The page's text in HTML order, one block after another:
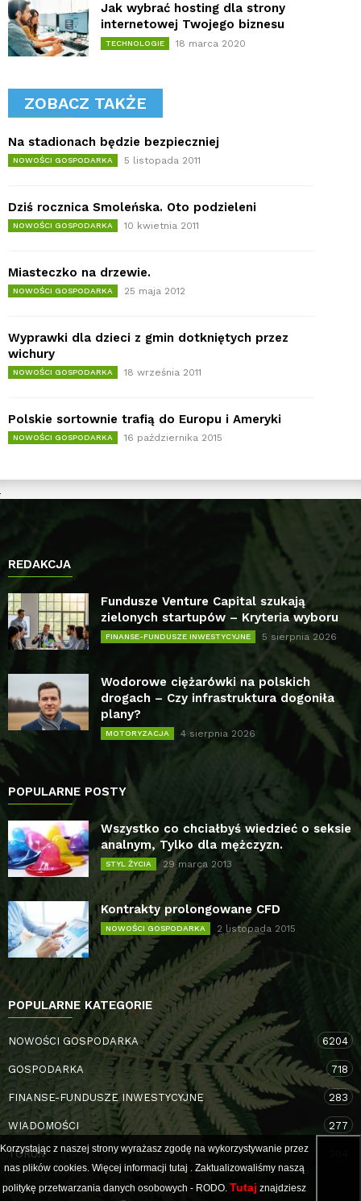
Jak wybrać hosting dla strony
internetowej Twojego biznesu
TECHNOLOGIE 18 marca 2020
ZOBACZ TAKŻE
Na stadionach będzie bezpieczniej
NOWOŚCI GOSPODARKA 5 listopada 2011
Dziś rocznica Smoleńska. Oto podzieleni
NOWOŚCI GOSPODARKA 10 kwietnia 2011
Miasteczko na drzewie.
NOWOŚCI GOSPODARKA 25 maja 2012
Wyprawki dla dzieci z gmin dotkniętych przez
wichury
NOWOŚCI GOSPODARKA 18 września 2011
Polskie sortownie trafią do Europu i Ameryki
NOWOŚCI GOSPODARKA 16 października 2015
REDAKCJA
Fundusze Venture Capital szukają
zielonych startupów – Kryteria wyboru
FINANSE-FUNDUSZE INWESTYCYJNE 5 sierpnia 2026
Wodorowe ciężarówki na polskich
drogach – Czy infrastruktura dogoniła
plany?
MOTORYZACJA 4 sierpnia 2026
POPULARNE POSTY
Wszystko co chciałbyś wiedzieć o seksie
analnym, Tylko dla mężczyzn.
STYL ŻYCIA 29 marca 2013
Kontrakty prolongowane CFD
NOWOŚCI GOSPODARKA 2 listopada 2015
POPULARNE KATEGORIE
NOWOŚCI GOSPODARKA 6204
GOSPODARKA 718
FINANSE-FUNDUSZE INWESTYCYJNE 283
WIADOMOŚCI 277
TORUŃ
Korzystając z naszej strony wyrażasz zgodę na wykorzystywanie przez
nas plików cookies. Więcej informacji tutaj . Zaktualizowaliśmy naszą
politykę przetwarzania danych osobowych - RODO. Tutaj znajdziesz